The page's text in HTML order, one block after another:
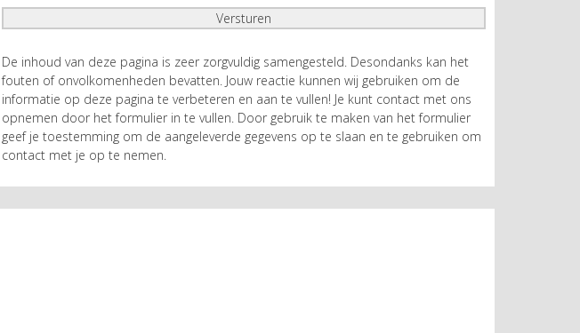
De inhoud van deze pagina is zeer zorgvuldig samengesteld. Desondanks kan het
fouten of onvolkomenheden bevatten. Jouw reactie kunnen wij gebruiken om de
informatie op deze pagina te verbeteren en aan te vullen! Je kunt contact met ons
opnemen door het formulier in te vullen. Door gebruik te maken van het formulier
geef je toestemming om de aangeleverde gegevens op te slaan en te gebruiken om
contact met je op te nemen.